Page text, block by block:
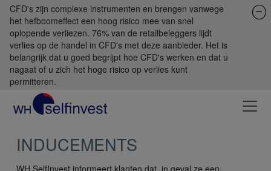
CFD's zijn complexe instrumenten en brengen vanwege
het hefboomeffect een hoog risico mee van snel
oplopende verliezen. 76% van de retailbeleggers lijdt
verlies op de handel in CFD's met deze aanbieder. Het is
belangrijk dat u goed begrijpt hoe CFD's werken en dat u
nagaat of u zich het hoge risico op verlies kunt
permitteren.
INDUCEMENTS